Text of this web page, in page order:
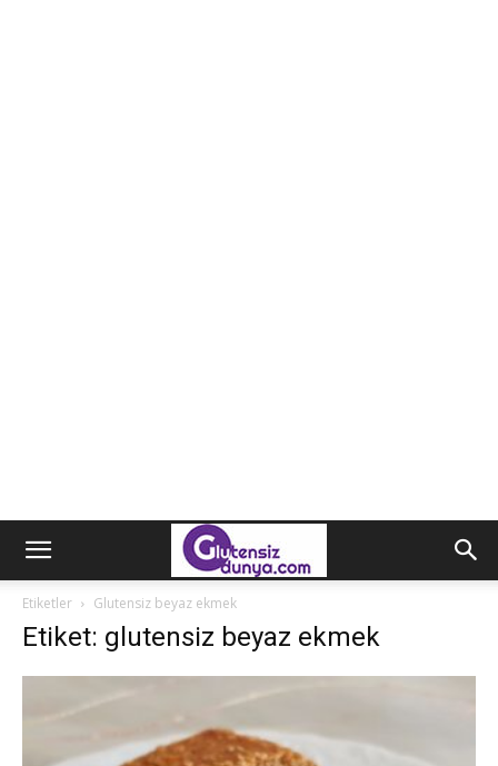
Etiketler Glutensiz beyaz ekmek
Etiket: glutensiz beyaz ekmek